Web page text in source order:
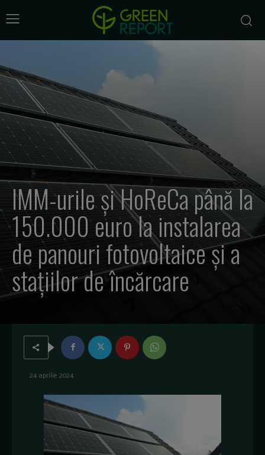
IMM-urile şi HoReCa până la
150.000 euro la instalarea
de panouri fotovoltaice şi a
staţiilor de încărcare
24 aprilie 2024